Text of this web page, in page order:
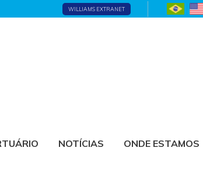
WILLIAMS EXTRANET
NOTÍCIAS ONDE ESTAMOS